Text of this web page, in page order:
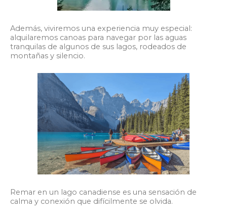
Además, viviremos una experiencia muy especial:
alquilaremos canoas para navegar por las aguas
tranquilas de algunos de sus lagos, rodeados de
montañas y silencio.
Remar en un lago canadiense es una sensación de
calma y conexión que difícilmente se olvida.